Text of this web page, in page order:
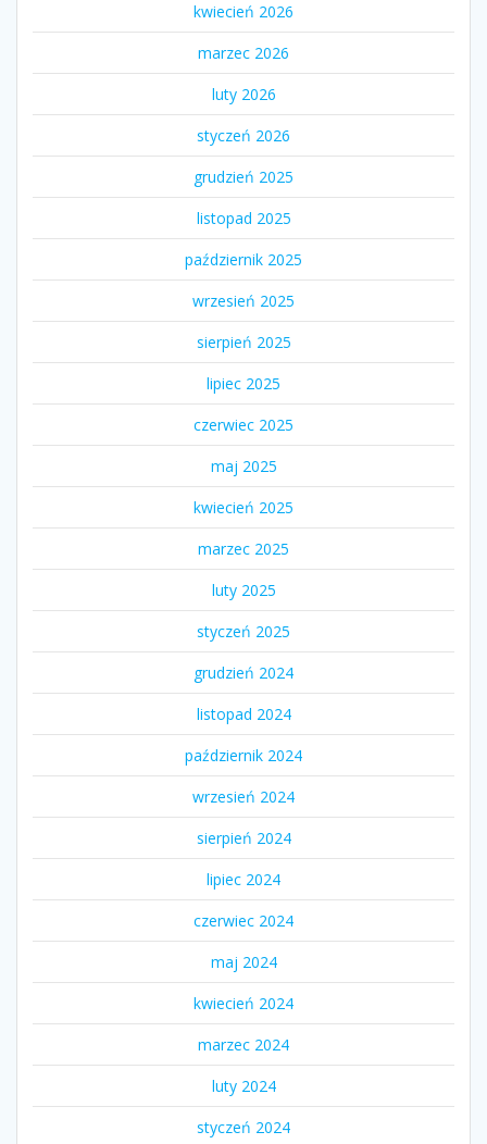
kwiecień 2026
marzec 2026
luty 2026
styczeń 2026
grudzień 2025
listopad 2025
październik 2025
wrzesień 2025
sierpień 2025
lipiec 2025
czerwiec 2025
maj 2025
kwiecień 2025
marzec 2025
luty 2025
styczeń 2025
grudzień 2024
listopad 2024
październik 2024
wrzesień 2024
sierpień 2024
lipiec 2024
czerwiec 2024
maj 2024
kwiecień 2024
marzec 2024
luty 2024
styczeń 2024